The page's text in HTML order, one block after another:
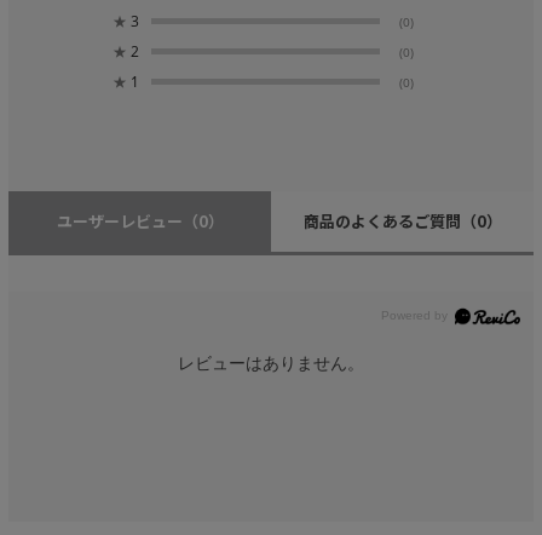
★ 3 (0)
★ 2 (0)
★ 1 (0)
ユーザーレビュー （0） 商品のよくあるご質問 （0）
レビューはありません。